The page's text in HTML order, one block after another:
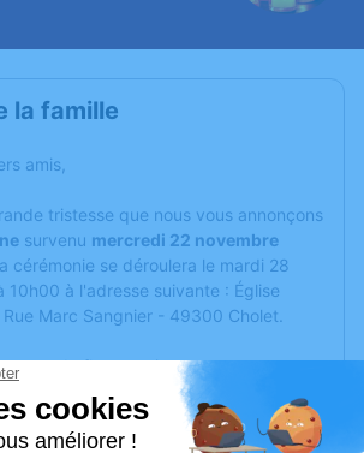
la famille
amis,
tristesse que nous vous annonçons
survenu mercredi 22 novembre
cérémonie se déroulera le mardi 28
10h00 à l'adresse suivante : Église
Marc Sangnier - 49300 Cholet.
pas de fleurs mais une cagnotte est
fr/c/soutenir-une-cause-